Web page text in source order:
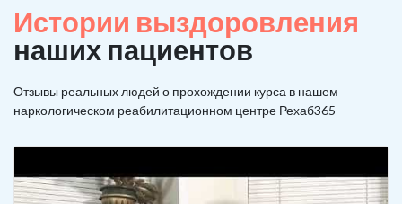
Истории выздоровления
наших пациентов
Отзывы реальных людей о прохождении курса в нашем
наркологическом реабилитационном центре Рехаб365